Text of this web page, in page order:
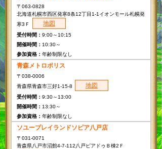
〒063-0828
北海道札幌市西区発寒8条12丁目1-1イオンモール札幌発
寒3Ｆ
地図
9:00～10:15
10:30～
年齢制限なし
青森メトロポリス
〒038-0006
青森県青森市三好1-15-8
地図
9:30～13:00
13:30～
年齢制限なし
ソユープレイランドソピア八戸店
〒031-0071
青森県八戸市沼館4-7-112八戸ピアドゥＢ棟2Ｆ